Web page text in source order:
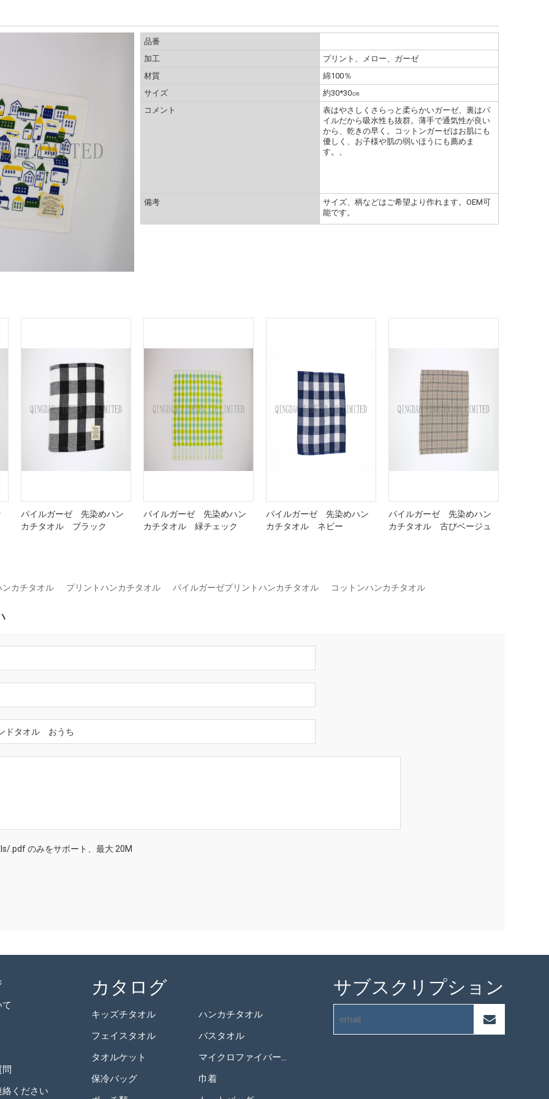
品番
加工
プリント、メロー、ガーゼ
材質
綿100％
サイズ
約30*30㎝
コメント
表はやさしくさらっと柔らかいガーゼ、裏はパ
イルだから吸水性も抜群。薄手で通気性が良い
から、乾きの早く。コットンガーゼはお肌にも
優しく、お子様や肌の弱いほうにも薦めま
す。、
備考
サイズ、柄などはご希望より作れます。ОEM可
能です。
パイルガーゼ 先染めハン
カチタオル ブラック
パイルガーゼ 先染めハン
カチタオル 緑チェック
パイルガーゼ 先染めハン
カチタオル ネビー
パイルガーゼ 先染めハン
カチタオル 古びベージュ
カチタオル プリントハンカチタオル パイルガーゼプリントハンカチタオル コットンハンカチタオル
.pdf のみをサポート、最大 20M
ください
カタログ
キッズチタオル
ハンカチタオル
フェイスタオル
バスタオル
タオルケット
マイクロファイバータオル
保冷バッグ
巾着
サブスクリプション